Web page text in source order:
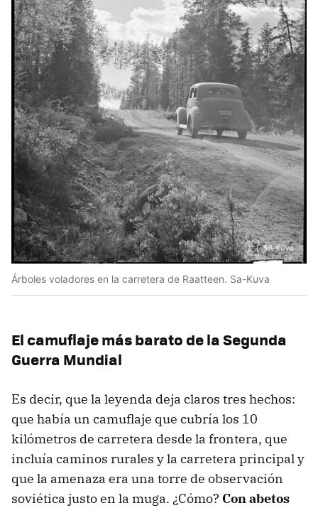
Árboles voladores en la carretera de Raatteen. Sa-Kuva
El camuflaje más barato de la Segunda
Guerra Mundial
Es decir, que la leyenda deja claros tres hechos:
que había un camuflaje que cubría los 10
kilómetros de carretera desde la frontera, que
incluía caminos rurales y la carretera principal y
que la amenaza era una torre de observación
soviética justo en la muga. ¿Cómo? Con abetos